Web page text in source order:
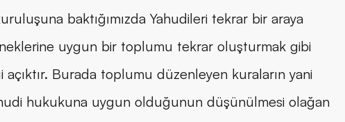
baktığımızda Yahudileri tekrar bir araya
uygun bir toplumu tekrar oluşturmak gibi
Burada toplumu düzenleyen kuraların yani
hukukuna uygun olduğunun düşünülmesi olağan